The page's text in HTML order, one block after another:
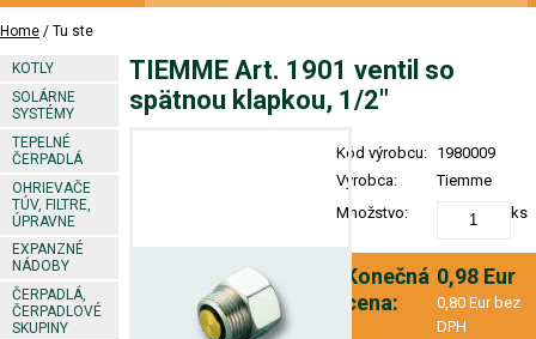
Home / Tu ste
KOTLY
SOLÁRNE
SYSTÉMY
TEPELNÉ
ČERPADLÁ
OHRIEVAČE
TÚV, FILTRE,
ÚPRAVNE
EXPANZNÉ
NÁDOBY
ČERPADLÁ,
ČERPADLOVÉ
SKUPINY
TIEMME Art. 1901 ventil so
spätnou klapkou, 1/2"
Kód výrobcu: 1980009
Výrobca:
Tiemme
Množstvo:
ks
Konečná
cena:
0,98 Eur
0,80 Eur bez
DPH